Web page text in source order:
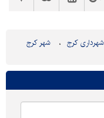
شهرداری کرج شهر کرج